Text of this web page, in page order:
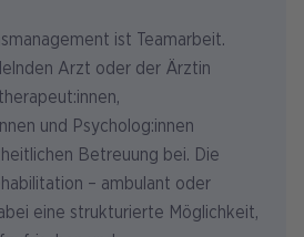
ist Teamarbeit.
Arzt oder der Ärztin
und Psycholog:innen
Betreuung bei. Die
– ambulant oder
eine strukturierte Möglichkeit,